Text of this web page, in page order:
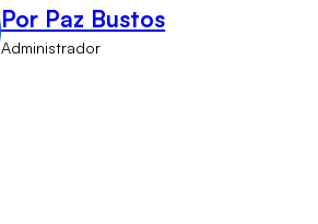
Por Paz Bustos
Administrador